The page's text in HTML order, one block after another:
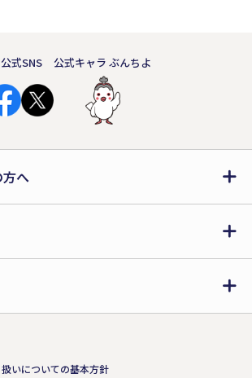
公式SNS 公式キャラ ぶんちよ
へ
いについての基本方針